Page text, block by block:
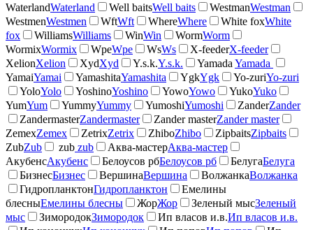
WaterlandWaterland Well baitsWell baits WestmanWestman
WestmenWestmen WftWft WhereWhere White foxWhite
fox
WilliamsWilliams WinWin WormWorm
WormixWormix WpeWpe WsWs X-feederX-feeder
XelionXelion XydXyd Y.s.k.Y.s.k. Yamada Yamada
YamaiYamai YamashitaYamashita YgkYgk Yo-zuriYo-zuri
YoloYolo YoshinoYoshino YowoYowo YukoYuko
YumYum YummyYummy YumoshiYumoshi ZanderZander
ZandermasterZandermaster Zander masterZander master
ZemexZemex ZetrixZetrix ZhiboZhibo ZipbaitsZipbaits
ZubZub zub zub Аква-мастерАква-мастер
АкубенсАкубенс Белоусов рбБелоусов рб БелугаБелуга
БизнесБизнес ВершинаВершина ВолжанкаВолжанка
ГидропланктонГидропланктон
Емелины
блесныЕмелины блесны ЖорЖор Зеленый мысЗеленый
мыс
ЗимородокЗимородок Ип власов и.в.Ип власов и.в.